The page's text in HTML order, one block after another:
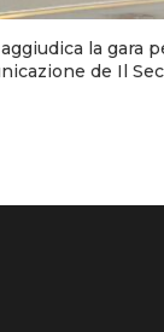
la gara
de Il